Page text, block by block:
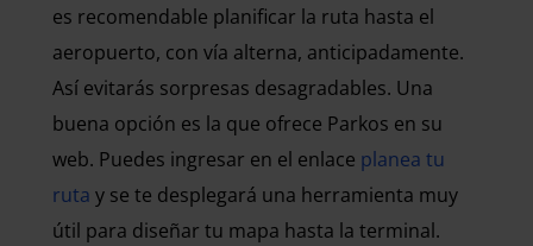
es recomendable planificar la ruta hasta el
aeropuerto, con vía alterna, anticipadamente.
Así evitarás sorpresas desagradables. Una
buena opción es la que ofrece Parkos en su
web. Puedes ingresar en el enlace planea tu
ruta y se te desplegará una herramienta muy
útil para diseñar tu mapa hasta la terminal.